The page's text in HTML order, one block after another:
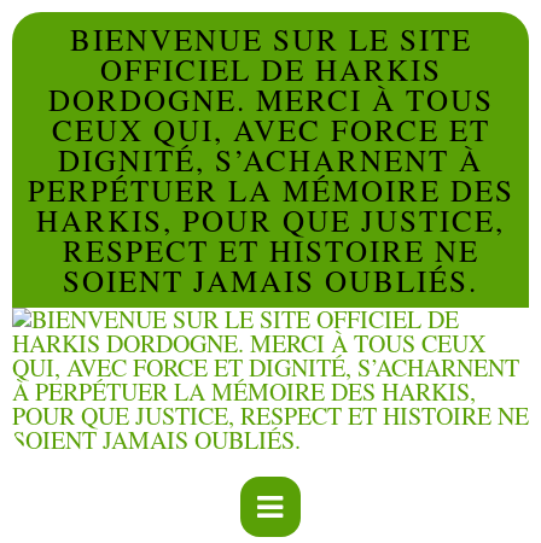
BIENVENUE SUR LE SITE
OFFICIEL DE HARKIS
DORDOGNE. MERCI À TOUS
CEUX QUI, AVEC FORCE ET
DIGNITÉ, S’ACHARNENT À
PERPÉTUER LA MÉMOIRE DES
HARKIS, POUR QUE JUSTICE,
RESPECT ET HISTOIRE NE
SOIENT JAMAIS OUBLIÉS.